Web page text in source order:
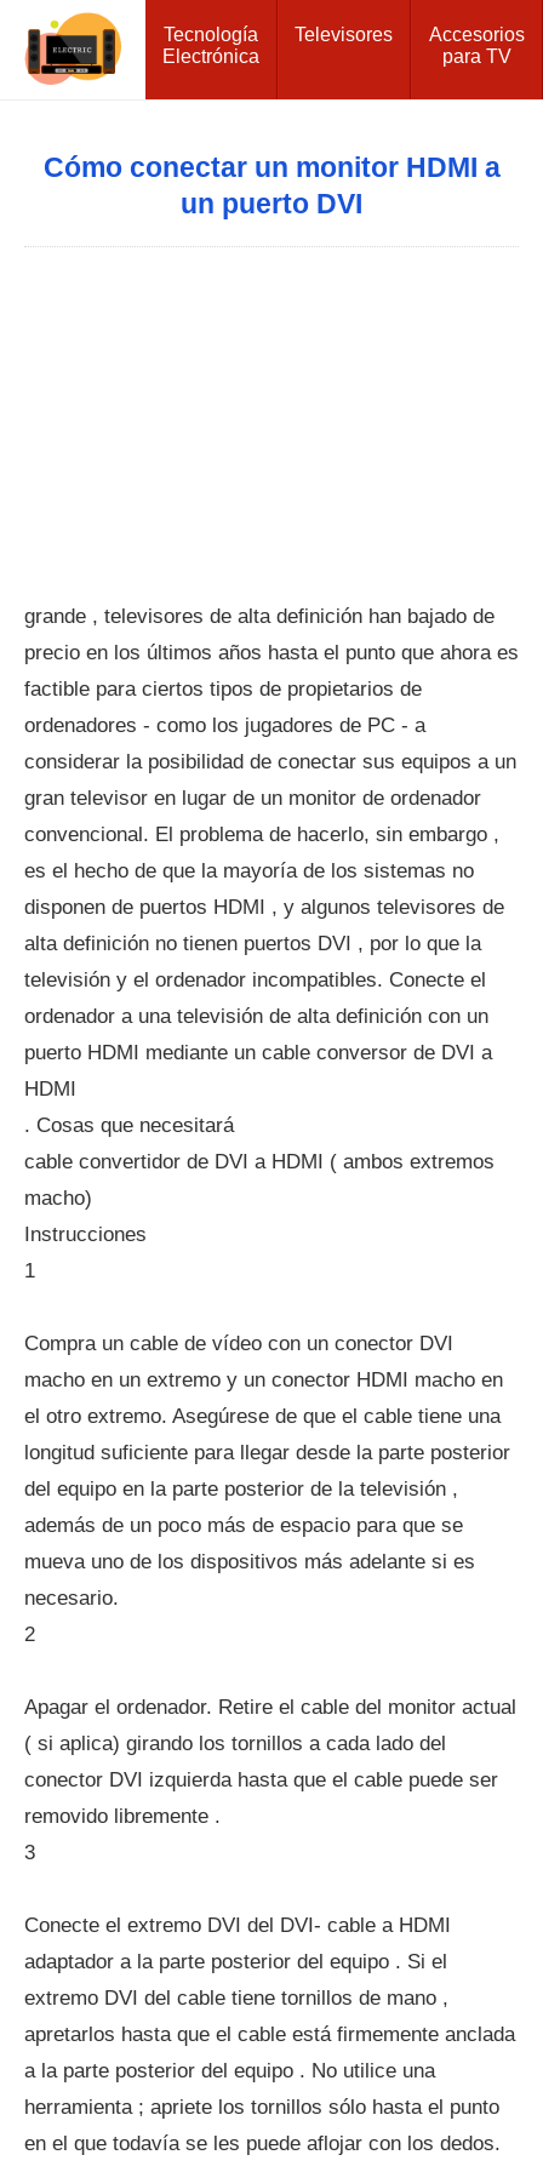
Tecnología
Electrónica
Televisores
Accesorios
para TV
Cómo conectar un monitor HDMI a
un puerto DVI
grande , televisores de alta definición han bajado de
precio en los últimos años hasta el punto que ahora es
factible para ciertos tipos de propietarios de
ordenadores - como los jugadores de PC - a
considerar la posibilidad de conectar sus equipos a un
gran televisor en lugar de un monitor de ordenador
convencional. El problema de hacerlo, sin embargo ,
es el hecho de que la mayoría de los sistemas no
disponen de puertos HDMI , y algunos televisores de
alta definición no tienen puertos DVI , por lo que la
televisión y el ordenador incompatibles. Conecte el
ordenador a una televisión de alta definición con un
puerto HDMI mediante un cable conversor de DVI a
HDMI
. Cosas que necesitará
cable convertidor de DVI a HDMI ( ambos extremos
macho)
Instrucciones
1
Compra un cable de vídeo con un conector DVI
macho en un extremo y un conector HDMI macho en
el otro extremo. Asegúrese de que el cable tiene una
longitud suficiente para llegar desde la parte posterior
del equipo en la parte posterior de la televisión ,
además de un poco más de espacio para que se
mueva uno de los dispositivos más adelante si es
necesario.
2
Apagar el ordenador. Retire el cable del monitor actual
( si aplica) girando los tornillos a cada lado del
conector DVI izquierda hasta que el cable puede ser
removido libremente .
3
Conecte el extremo DVI del DVI- cable a HDMI
adaptador a la parte posterior del equipo . Si el
extremo DVI del cable tiene tornillos de mano ,
apretarlos hasta que el cable está firmemente anclada
a la parte posterior del equipo . No utilice una
herramienta ; apriete los tornillos sólo hasta el punto
en el que todavía se les puede aflojar con los dedos.